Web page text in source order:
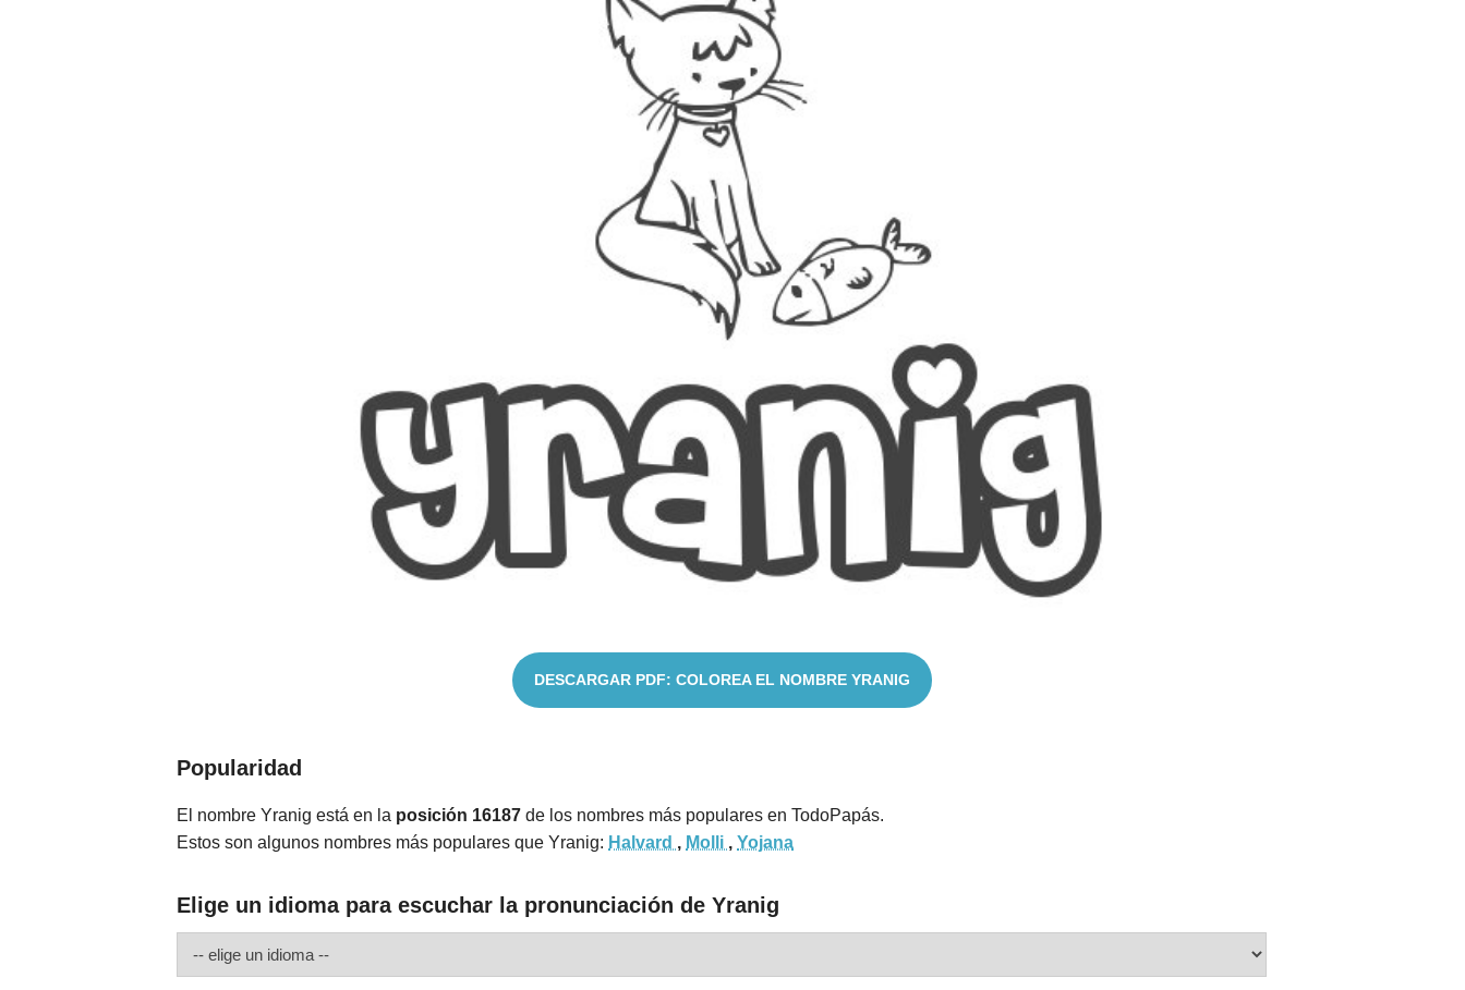
DESCARGAR PDF: COLOREA EL NOMBRE YRANIG
Popularidad
El nombre Yranig está en la posición 16187 de los nombres más populares en TodoPapás.
Estos son algunos nombres más populares que Yranig: Halvard , Molli , Yojana
Elige un idioma para escuchar la pronunciación de Yranig